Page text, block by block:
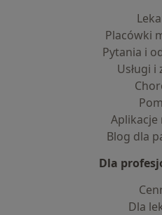
Placówki
Pytania i
Usługi i
Aplikacje
Blog dla
Dla
Dla